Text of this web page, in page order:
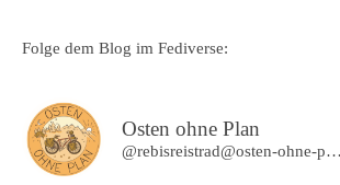
Folge dem Blog im Fediverse:
Osten ohne Plan
@rebisreistrad@osten-ohne-plan.de